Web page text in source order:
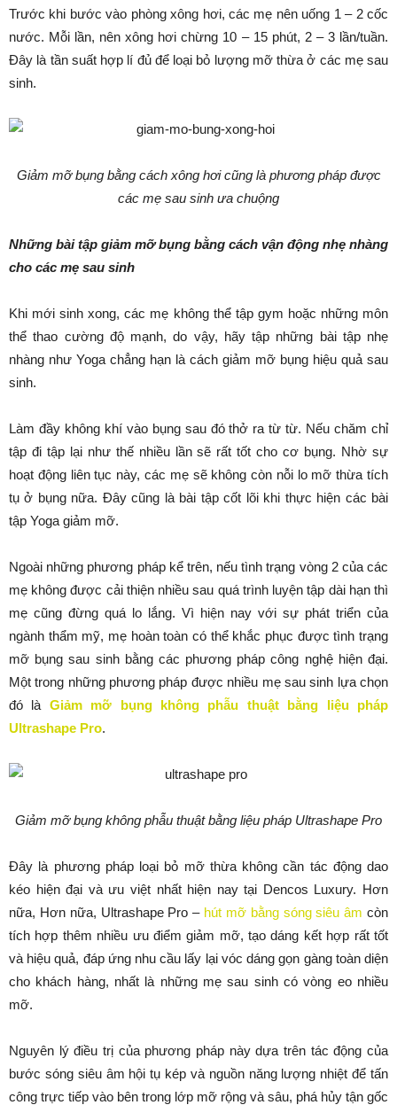
Trước khi bước vào phòng xông hơi, các mẹ nên uống 1 – 2 cốc
nước. Mỗi lần, nên xông hơi chừng 10 – 15 phút, 2 – 3 lần/tuần.
Đây là tần suất hợp lí đủ để loại bỏ lượng mỡ thừa ở các mẹ sau
sinh.
Giảm mỡ bụng bằng cách xông hơi cũng là phương pháp được
các mẹ sau sinh ưa chuộng
Những bài tập giảm mỡ bụng bằng cách vận động nhẹ nhàng
cho các mẹ sau sinh
Khi mới sinh xong, các mẹ không thể tập gym hoặc những môn
thể thao cường độ mạnh, do vậy, hãy tập những bài tập nhẹ
nhàng như Yoga chẳng hạn là cách giảm mỡ bụng hiệu quả sau
sinh.
Làm đầy không khí vào bụng sau đó thở ra từ từ. Nếu chăm chỉ
tập đi tập lại như thế nhiều lần sẽ rất tốt cho cơ bụng. Nhờ sự
hoạt động liên tục này, các mẹ sẽ không còn nỗi lo mỡ thừa tích
tụ ở bụng nữa. Đây cũng là bài tập cốt lõi khi thực hiện các bài
tập Yoga giảm mỡ.
Ngoài những phương pháp kể trên, nếu tình trạng vòng 2 của các
mẹ không được cải thiện nhiều sau quá trình luyện tập dài hạn thì
mẹ cũng đừng quá lo lắng. Vì hiện nay với sự phát triển của
ngành thẩm mỹ, mẹ hoàn toàn có thể khắc phục được tình trạng
mỡ bụng sau sinh bằng các phương pháp công nghệ hiện đại.
Một trong những phương pháp được nhiều mẹ sau sinh lựa chọn
đó là Giảm mỡ bụng không phẫu thuật bằng liệu pháp
Ultrashape Pro.
Giảm mỡ bụng không phẫu thuật bằng liệu pháp Ultrashape Pro
Đây là phương pháp loại bỏ mỡ thừa không cần tác động dao
kéo hiện đại và ưu việt nhất hiện nay tại Dencos Luxury. Hơn
nữa, Hơn nữa, Ultrashape Pro – hút mỡ bằng sóng siêu âm còn
tích hợp thêm nhiều ưu điểm giảm mỡ, tạo dáng kết hợp rất tốt
và hiệu quả, đáp ứng nhu cầu lấy lại vóc dáng gọn gàng toàn diện
cho khách hàng, nhất là những mẹ sau sinh có vòng eo nhiều
mỡ.
Nguyên lý điều trị của phương pháp này dựa trên tác động của
bước sóng siêu âm hội tụ kép và nguồn năng lượng nhiệt để tấn
công trực tiếp vào bên trong lớp mỡ rộng và sâu, phá hủy tận gốc